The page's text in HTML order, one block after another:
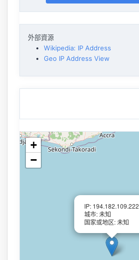
外部資源
Wikipedia: IP Address
Geo IP Address View
IP: 194.182.109.222
城市: 未知
国家或地区: 未知
+
−